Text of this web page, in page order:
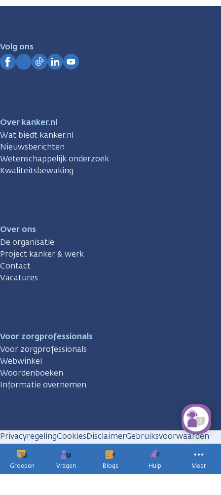
Groepen Vragen Blogs Hulp Meer
zijn
Volg ons
Over kanker.nl
Wat biedt kanker.nl
Nieuwsberichten
Wetenschappelijk onderzoek
Kwaliteitsbewaking
Over ons
De organisatie
Project kanker & werk
Contact
Vacatures
Voor zorgprofessionals
Voor zorgprofessionals
Webwinkel
Woordenboeken
Informatie overnemen
PrivacyregelingCookiesDisclaimerGebruiksvoorwaarden
Huisregels